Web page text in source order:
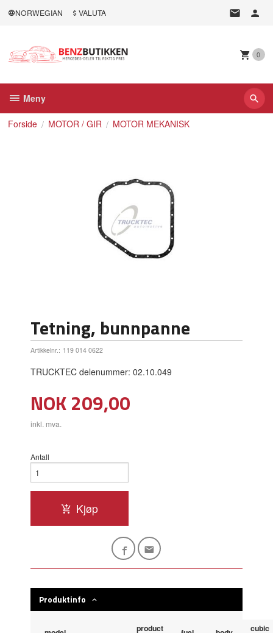
NORWEGIAN VALUTA
0
Meny
Forside MOTOR / GIR MOTOR MEKANISK
Tetning, bunnpanne
Artikkelnr.: 119 014 0622
TRUCKTEC delenummer: 02.10.049
Pris
NOK209,00
inkl. mva.
Antall
Kjøp
Produktinfo
product
cubic